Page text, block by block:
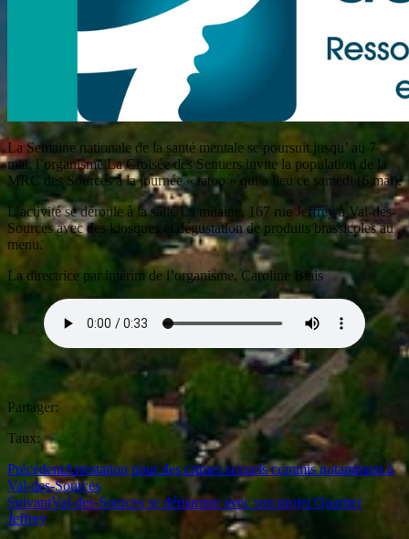
La Semaine nationale de la santé mentale se poursuit jusqu’ au 7
mai, l’organisme La Croisée des Sentiers invite la population de la
MRC des Sources à la journée « tatoo » qui a lieu ce samedi (6 mai).
L’activité se déroule à la salle La mitaine, 167 rue Jeffrey à Val-des-
Sources avec des kiosques et dégustation de produits brassicoles au
menu.
La directrice par intérim de l’organisme, Caroline Blais
Partager:
Taux:
PrécédentArrestation pour des crimes sexuels commis notamment à
Val-des-Sources
SuivantVal-des-Sources se démarque avec son projet Quartier
Jeffrey